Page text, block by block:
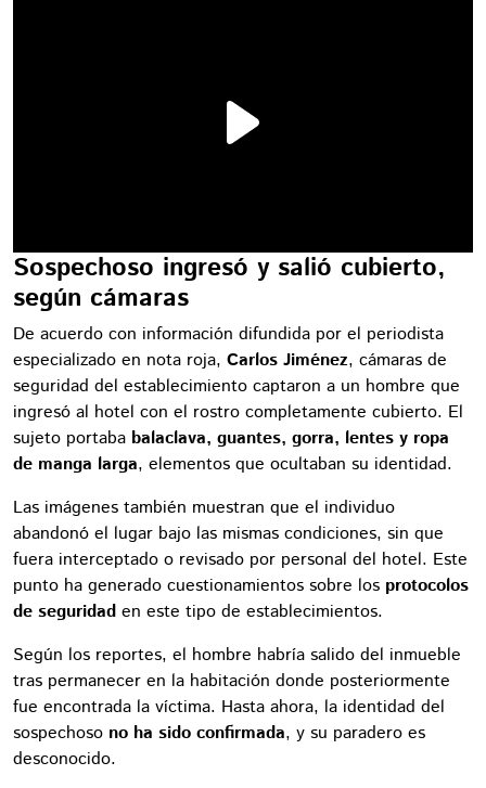
Sospechoso ingresó y salió cubierto,
según cámaras
De acuerdo con información difundida por el periodista
especializado en nota roja, Carlos Jiménez, cámaras de
seguridad del establecimiento captaron a un hombre que
ingresó al hotel con el rostro completamente cubierto. El
sujeto portaba balaclava, guantes, gorra, lentes y ropa
de manga larga, elementos que ocultaban su identidad.
Las imágenes también muestran que el individuo
abandonó el lugar bajo las mismas condiciones, sin que
fuera interceptado o revisado por personal del hotel. Este
punto ha generado cuestionamientos sobre los protocolos
de seguridad en este tipo de establecimientos.
Según los reportes, el hombre habría salido del inmueble
tras permanecer en la habitación donde posteriormente
fue encontrada la víctima. Hasta ahora, la identidad del
sospechoso no ha sido confirmada, y su paradero es
desconocido.